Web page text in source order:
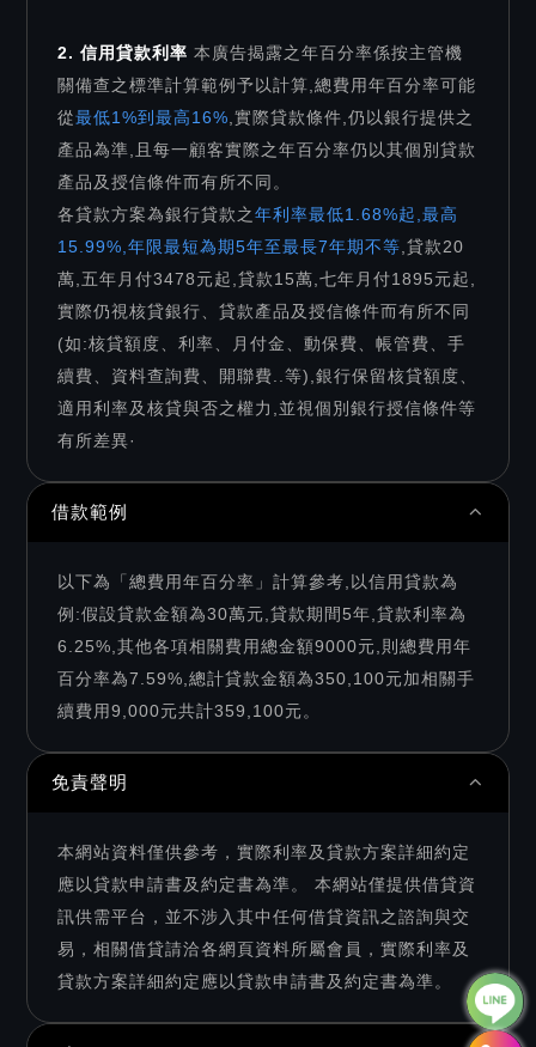
2. 信用貸款利率本廣告揭露之年百分率係按主管機
關備查之標準計算範例予以計算,總費用年百分率可能
從最低1%到最高16% ,實際貸款條件,仍以銀行提供之
產品為準,且每一顧客實際之年百分率仍以其個別貸款
產品及授信條件而有所不同。
各貸款方案為銀行貸款之年利率最低1.68%起,最高
15.99%,年限最短為期5年至最長7年期不等 ,貸款20
萬,五年月付3478元起,貸款15萬,七年月付1895元起,
實際仍視核貸銀行、貸款產品及授信條件而有所不同
(如:核貸額度、利率、月付金、動保費、帳管費、手
續費、資料查詢費、開聯費..等),銀行保留核貸額度、
適用利率及核貸與否之權力,並視個別銀行授信條件等
有所差異·
借款範例
以下為「總費用年百分率」計算參考,以信用貸款為
例:假設貸款金額為30萬元,貸款期間5年,貸款利率為
6.25%,其他各項相關費用總金額9000元,則總費用年
百分率為7.59%,總計貸款金額為350,100元加相關手
續費用9,000元共計359,100元。
免責聲明
本網站資料僅供參考，實際利率及貸款方案詳細約定
應以貸款申請書及約定書為準。 本網站僅提供借貸資
訊供需平台，並不涉入其中任何借貸資訊之諮詢與交
易，相關借貸請洽各網頁資料所屬會員，實際利率及
貸款方案詳細約定應以貸款申請書及約定書為準。